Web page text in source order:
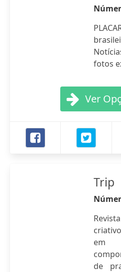
fotos
Ver
Trip
em
de